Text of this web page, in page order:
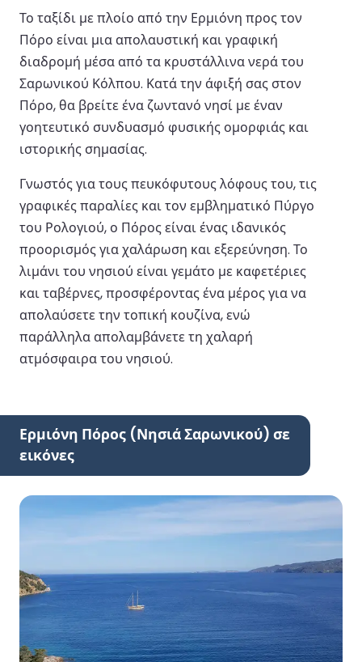
Το ταξίδι με πλοίο από την Ερμιόνη προς τον
Πόρο είναι μια απολαυστική και γραφική
διαδρομή μέσα από τα κρυστάλλινα νερά του
Σαρωνικού Κόλπου. Κατά την άφιξή σας στον
Πόρο, θα βρείτε ένα ζωντανό νησί με έναν
γοητευτικό συνδυασμό φυσικής ομορφιάς και
ιστορικής σημασίας.
Γνωστός για τους πευκόφυτους λόφους του, τις
γραφικές παραλίες και τον εμβληματικό Πύργο
του Ρολογιού, ο Πόρος είναι ένας ιδανικός
προορισμός για χαλάρωση και εξερεύνηση. Το
λιμάνι του νησιού είναι γεμάτο με καφετέριες
και ταβέρνες, προσφέροντας ένα μέρος για να
απολαύσετε την τοπική κουζίνα, ενώ
παράλληλα απολαμβάνετε τη χαλαρή
ατμόσφαιρα του νησιού.
Ερμιόνη Πόρος (Νησιά Σαρωνικού) σε
εικόνες